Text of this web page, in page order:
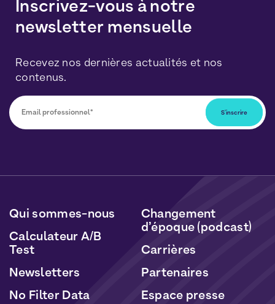
Inscrivez-vous à notre
newsletter mensuelle
Recevez nos dernières actualités et nos
contenus.
données seront traitées conformément à notre
et deCookies
Qui sommes-nous
Calculateur A/B
Test
Newsletters
No Filter Data
Changement
d’époque (podcast)
Carrières
Partenaires
Espace presse